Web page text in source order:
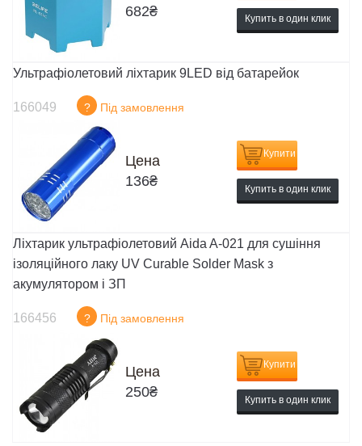
682₴ Купить в один клик
Ультрафіолетовий ліхтарик 9LED від батарейок
166049 ? Під замовлення
Цена
136₴
Купити
Купить в один клик
Ліхтарик ультрафіолетовий Aida A-021 для сушіння
ізоляційного лаку UV Curable Solder Mask з
акумулятором і ЗП
166456 ? Під замовлення
Цена
250₴
Купити
Купить в один клик